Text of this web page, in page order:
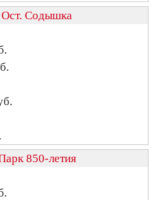
Ост. Содышка
850-летия